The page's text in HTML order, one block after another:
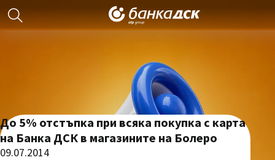
До 5% отстъпка при всяка покупка с карта
на Банка ДСК в магазините на Болеро
09.07.2014